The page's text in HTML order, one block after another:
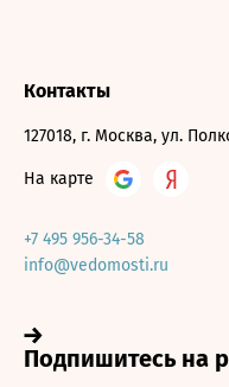
Контакты
127018, г. Москва, ул.
На карте
+7 495 956-34-58
info@vedomosti.ru